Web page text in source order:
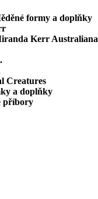
formy a doplňky
Kerr Australiana
Creatures
a doplňky
příbory